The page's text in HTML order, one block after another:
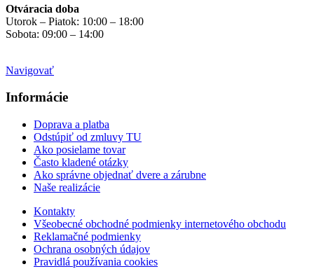
Otváracia doba
Utorok – Piatok: 10:00 – 18:00
Sobota: 09:00 – 14:00
Navigovať
Informácie
Doprava a platba
Odstúpiť od zmluvy TU
Ako posielame tovar
Často kladené otázky
Ako správne objednať dvere a zárubne
Naše realizácie
Kontakty
Všeobecné obchodné podmienky internetového obchodu
Reklamačné podmienky
Ochrana osobných údajov
Pravidlá používania cookies